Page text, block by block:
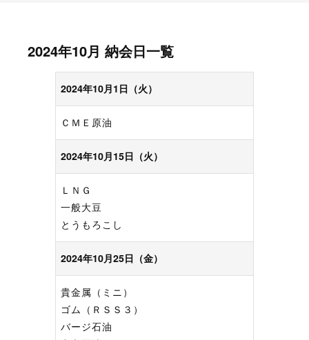
2024年10月 納会日一覧
2024年10月1日（火）
ＣＭＥ原油
2024年10月15日（火）
ＬＮＧ
一般大豆
とうもろこし
2024年10月25日（金）
貴金属（ミニ）
ゴム（ＲＳＳ３）
バージ石油